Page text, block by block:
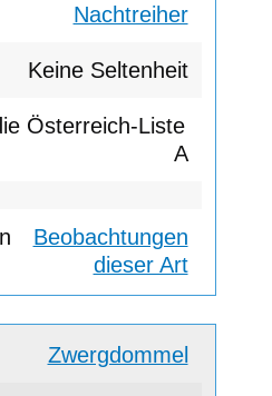
Nachtreiher
Keine Seltenheit
A
Beobachtungen
dieser Art
Zwergdommel